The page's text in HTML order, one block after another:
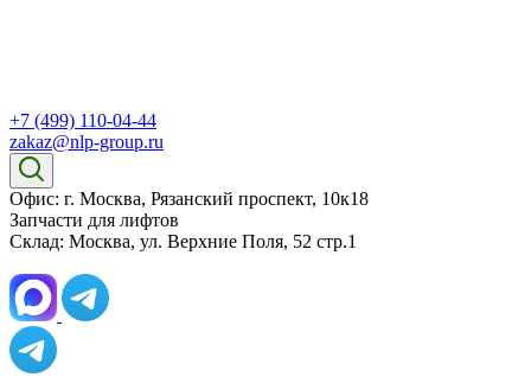
+7 (499) 110-04-44
zakaz@nlp-group.ru
Офис: г. Москва, Рязанский проспект, 10к18
Запчасти для лифтов
Склад: Москва, ул. Верхние Поля, 52 стр.1